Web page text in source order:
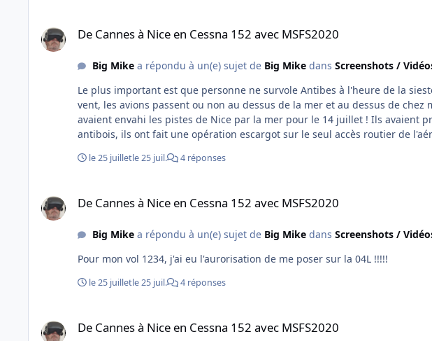
De Cannes à Nice en Cessna 152 avec MSFS2020
Big Mikea répondu à un(e) sujet de Big Mikedans Screenshots /
Le plus important est que personne ne survole Antibes à l'heure de la
vent, les avions passent ou non au dessus de la mer et au dessus de
avaient envahi les pistes de Nice par la mer pour le 14 juillet ! Ils avaient
antibois, ils ont fait une opération escargot sur le seul accès routier de
compagnies dont Air France ! Un CDB d'Air France m'avait dit que ce
le 25 juilletle 25 juil. 4 réponses
De Cannes à Nice en Cessna 152 avec MSFS2020
Big Mikea répondu à un(e) sujet de Big Mikedans Screenshots /
Pour mon vol 1234, j'ai eu l'aurorisation de me poser sur la 04L !!!!!
le 25 juilletle 25 juil. 4 réponses
De Cannes à Nice en Cessna 152 avec MSFS2020